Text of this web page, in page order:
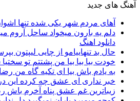
آهنگ های جدید
آهای مردم شهر یکی شده تنها
دلم یه بارون میخواد ساحل آروم
دانلود اهنگ
حال بد تنهاییامو از چایی لیپتون
خودت بیا بیا بیا من پشتتم تو
به یادم باش بیا ای تکیه گاه من
خبر نداری ای عشق چه کرده این
زیباترین غم عشق پناه آخرم باش